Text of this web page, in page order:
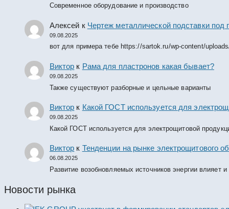
Современное оборудование и производство
Алексей к Чертеж металлической подставки
09.08.2025
вот для примера тебе https://sartok.ru/wp-content/
Виктор к Рама для пластронов какая бывает?
09.08.2025
Также существуют разборные и цельные варианты
Виктор к Какой ГОСТ используется для
09.08.2025
Какой ГОСТ используется для электрощитовой
Виктор к Тенденции на рынке электрощитового
06.08.2025
Развитие возобновляемых источников энергии влияет
Новости рынка